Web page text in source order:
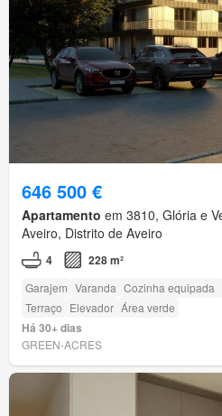
646 500 €
Apartamento em 3810, Glória e
Aveiro, Distrito de Aveiro
4 228 m²
Garajem Varanda Cozinha equipada
Terraço Elevador Área verde
Há 30+ dias
GREEN-ACRES